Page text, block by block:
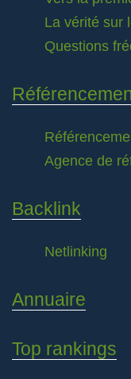
La vérité sur
Questions
Agence de
Backlink
Netlinking
Annuaire
Top rankings